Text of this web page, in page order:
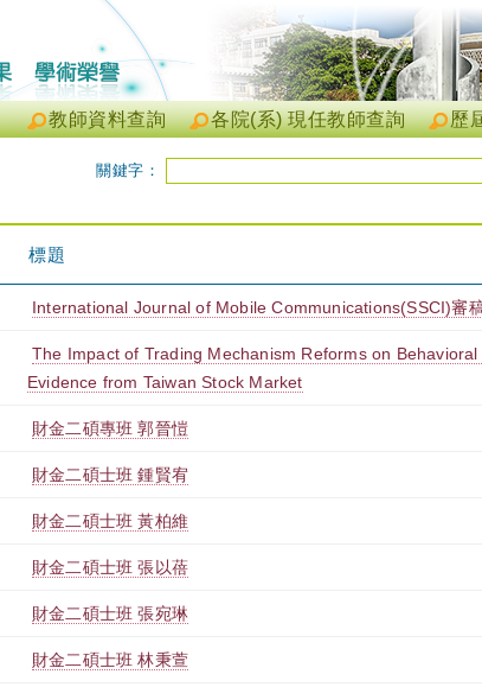
歷
各院(系) 現任教師查詢
教師資料查詢
關鍵字：
標題
International Journal of Mobile Communications(SSCI)審
The Impact of Trading Mechanism Reforms on Behavioral
Evidence from Taiwan Stock Market
財金二碩專班 郭晉愷
財金二碩士班 鍾賢宥
財金二碩士班 黃柏維
財金二碩士班 張以蓓
財金二碩士班 張宛琳
財金二碩士班 林秉萱